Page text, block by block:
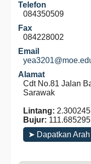
Telefon
084350509
Fax
084228002
Email
Alamat
Cdt No.81 Jalan
Sarawak
Lintang:
Bujur:
➤ Dapatkan Arah